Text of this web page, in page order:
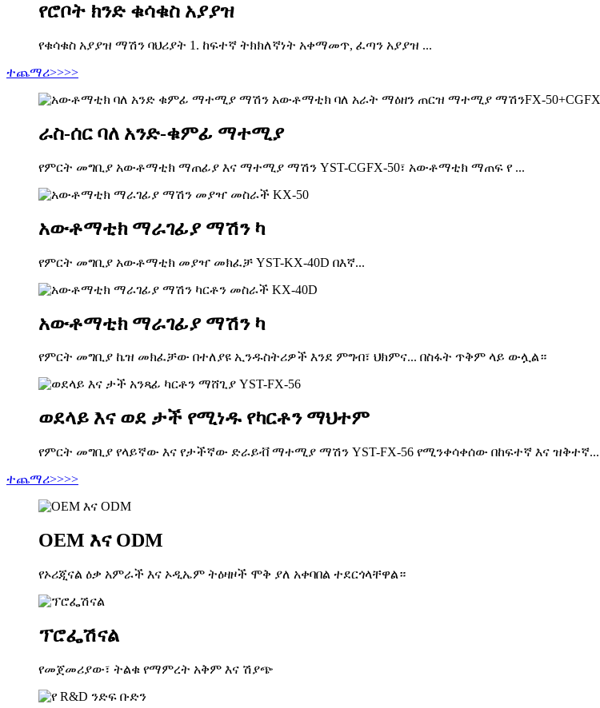
የሮቦት ክንድ ቁሳቁስ አያያዝ
የቁሳቁስ አያያዝ ማሽን ባህሪያት 1. ከፍተኛ ትክክለኛነት አቀማመጥ, ፈጣን አያያዝ ...
ተጨማሪ>>>>
ራስ-ሰር ባለ አንድ-ቁምፊ ማተሚያ
የምርት መግቢያ አውቶማቲክ ማጠፊያ እና ማተሚያ ማሽን YST-CGFX-50፣ አውቶማቲክ ማጠፍ የ ...
አውቶማቲክ ማራገፊያ ማሽን ካ
የምርት መግቢያ አውቶማቲክ መያዣ መክፈቻ YST-KX-40D በእኛ...
አውቶማቲክ ማራገፊያ ማሽን ካ
የምርት መግቢያ ኬዝ መክፈቻው በተለያዩ ኢንዱስትሪዎች እንደ ምግብ፣ ህክምና... በስፋት ጥቅም ላይ ውሏል።
ወደላይ እና ወደ ታች የሚነዱ የካርቶን ማህተም
የምርት መግቢያ የላይኛው እና የታችኛው ድራይቭ ማተሚያ ማሽን YST-FX-56 የሚንቀሳቀሰው በከፍተኛ እና ዝቅተኛ...
ተጨማሪ>>>>
OEM እና ODM
የኦሪጂናል ዕቃ አምራች እና ኦዲኤም ትዕዛዞች ሞቅ ያለ አቀባበል ተደርጎላቸዋል።
ፕሮፌሽናል
የመጀመሪያው፣ ትልቁ የማምረት አቅም እና ሽያጭ